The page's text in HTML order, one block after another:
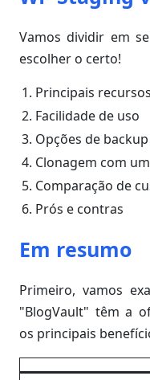
Vamos dividir em
escolher o certo!
Principais recursos
Facilidade de uso
Opções de
Clonagem com
Comparação de
Prós e contras
Em resumo
Primeiro, vamos
"BlogVault" têm a
os principais